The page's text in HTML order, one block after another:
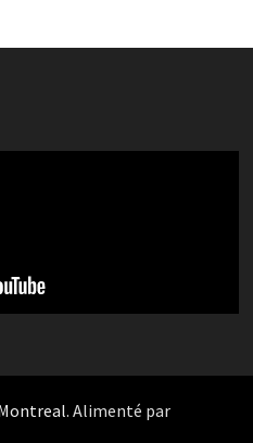
. Alimenté par